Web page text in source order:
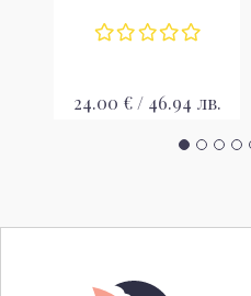
24.00 € / 46.94 лв.